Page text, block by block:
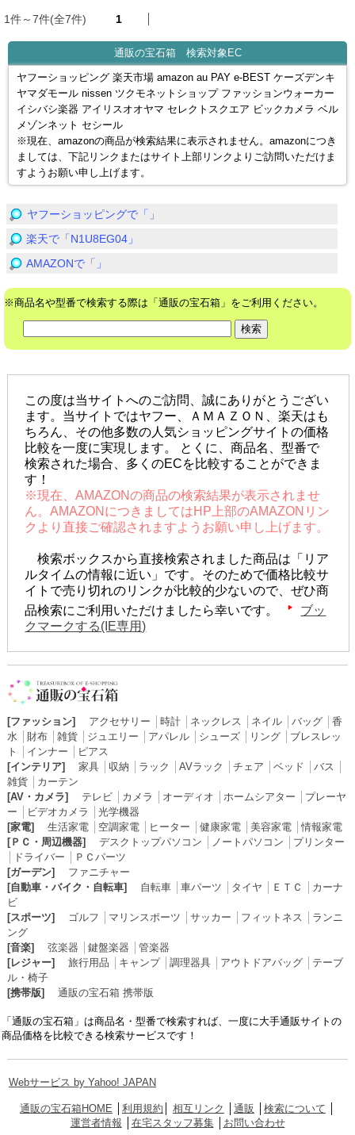
1件～7件(全7件) 1
通販の宝石箱 検索対象EC
ヤフーショッピング 楽天市場 amazon au PAY e-BEST ケーズデンキ
ヤマダモール nissen ツクモネットショップ ファッションウォーカー
イシバシ楽器 アイリスオオヤマ セレクトスクエア ビックカメラ ベル
メゾンネット セシール
※現在、amazonの商品が検索結果に表示されません。amazonにつき
ましては、下記リンクまたはサイト上部リンクよりご訪問いただけま
すようお願い申し上げます。
ヤフーショッピングで「」
楽天で「N1U8EG04」
AMAZONで「」
※商品名や型番で検索する際は「通販の宝石箱」をご利用ください。
この度は当サイトへのご訪問、誠にありがとうござい
ます。当サイトではヤフー、ＡＭＡＺＯＮ、楽天はも
ちろん、その他多数の人気ショッピングサイトの価格
比較を一度に実現します。 とくに、商品名、型番で
検索された場合、多くのECを比較することができま
す！
※現在、AMAZONの商品の検索結果が表示されませ
ん。AMAZONにつきましてはHP上部のAMAZONリン
クより直接ご確認されますようお願い申し上げます。
検索ボックスから直接検索されました商品は「リア
ルタイムの情報に近い」です。そのためで価格比較サ
イトで売り切れのリンクが比較的少ないので、ぜひ商
品検索にご利用いただけましたら幸いです。
ブッ
クマークする(IE専用)
[ファッション] アクセサリー 時計│ ネックレス ネイル│ バッグ│ 香
水
財布│ 雑貨│ ジュエリー アパレル│ シューズ│ リング│ ブレスレッ
ト
インナー
ピアス
[インテリア]
家具│ 収納 ラック AVラック チェア ベッド バス
雑貨│ カーテン
[AV・カメラ]
テレビ│ カメラ オーディオ ホームシアター
プレーヤ
ー
ビデオカメラ
光学機器
[家電]
生活家電│ 空調家電│ ヒーター 健康家電│ 美容家電│情報家電
[ＰＣ・周辺機器]
デスクトップパソコン ノートパソコン
プリンター
ドライバー
ＰＣパーツ
[ガーデン]
ファニチャー
[自動車・バイク・自転車]
自転車│ 車パーツ タイヤ ＥＴＣ
カーナ
ビ
[スポーツ]
ゴルフ マリンスポーツ サッカー フィットネス
ランニ
ング
[音楽]
弦楽器 鍵盤楽器
管楽器
[レジャー]
旅行用品 キャンプ│ 調理器具│ アウトドアバッグ│ テーブ
ル・椅子
[携帯版]
通販の宝石箱 携帯版
「通販の宝石箱」は商品名・型番で検索すれば、一度に大手通販サイトの
商品価格を比較できる検索サービスです！
Webサービス by Yahoo! JAPAN
通販の宝石箱HOME 利用規約 相互リンク 通販 検索について
運営者情報
在宅スタッフ募集│ お問い合わせ